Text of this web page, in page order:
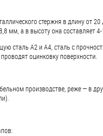
стержня в длину от
мм, а в высоту она составляет
сталь А2 и А4, сталь с
оцинковку поверхности.
производстве, реже — в